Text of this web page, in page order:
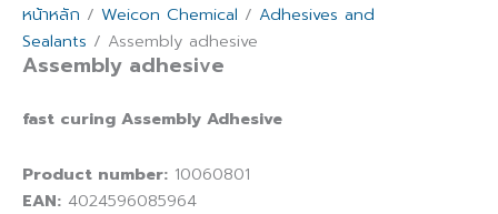
หน้าหลัก / Weicon Chemical / Adhesives and
Sealants / Assembly adhesive
Assembly adhesive
fast curing Assembly Adhesive
Product number: 10060801
EAN: 4024596085964